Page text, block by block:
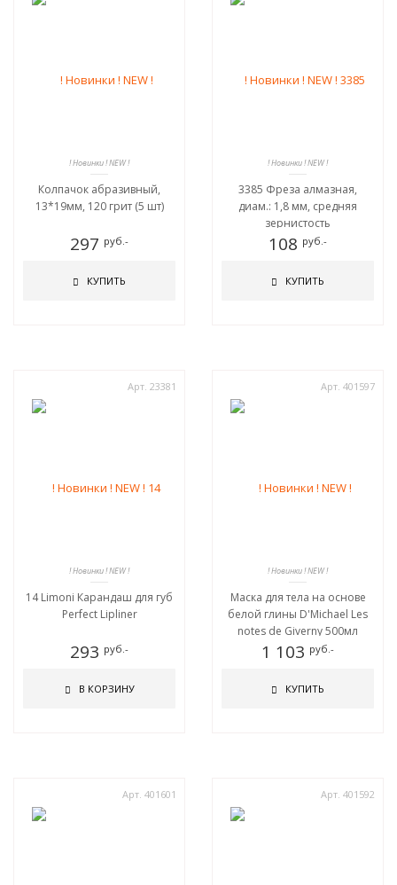
! Новинки ! NEW !
Колпачок абразивный,
13*19мм, 120 грит (5 шт)
297 руб.-
КУПИТЬ
! Новинки ! NEW !
3385 Фреза алмазная,
диам.: 1,8 мм, средняя
зернистость
108 руб.-
КУПИТЬ
Арт. 23381
! Новинки ! NEW !
14 Limoni Карандаш для губ
Perfect Lipliner
293 руб.-
В КОРЗИНУ
Арт. 401597
! Новинки ! NEW !
Маска для тела на основе
белой глины D'Michael Les
notes de Giverny 500мл
1 103 руб.-
КУПИТЬ
Арт. 401601 Арт. 401592